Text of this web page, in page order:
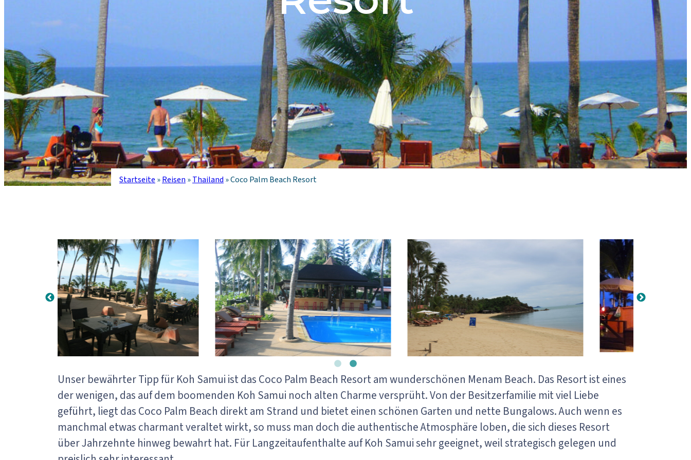
Startseite »Reisen »Thailand »Coco Palm Beach Resort
Unser bewährter Tipp für Koh Samui ist das Coco Palm Beach Resort am wunderschönen Menam Beach. Das Resort ist eines
der wenigen, das auf dem boomenden Koh Samui noch alten Charme versprüht. Von der Besitzerfamilie mit viel Liebe
geführt, liegt das Coco Palm Beach direkt am Strand und bietet einen schönen Garten und nette Bungalows. Auch wenn es
manchmal etwas charmant veraltet wirkt, so muss man doch die authentische Atmosphäre loben, die sich dieses Resort
über Jahrzehnte hinweg bewahrt hat. Für Langzeitaufenthalte auf Koh Samui sehr geeignet, weil strategisch gelegen und